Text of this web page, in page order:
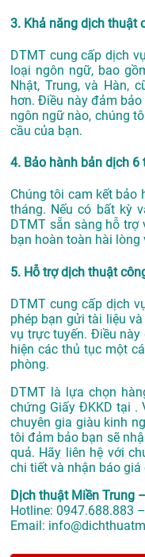
3. Khả năng dịch thuật
DTMT cung cấp dịch
loại ngôn ngữ, bao
Nhật, Trung, và Hàn,
hơn. Điều này đảm
ngôn ngữ nào, chúng
cầu của bạn.
4. Bảo hành bản dịch 6
Chúng tôi cam kết bảo
tháng. Nếu có bất kỳ
DTMT sẵn sàng hỗ
bạn hoàn toàn hài
5. Hỗ trợ dịch thuật
DTMT cung cấp dịch
phép bạn gửi tài liệu
vụ trực tuyến. Điều
hiện các thủ tục một
phòng.
DTMT là lựa chọn
chứng Giấy ĐKKD tại .
chuyên gia giàu kinh
tôi đảm bảo bạn sẽ
quả. Hãy liên hệ với
chi tiết và nhận báo giá
Dịch thuật Miền Trung
Hotline: 0947.688.883
Email: